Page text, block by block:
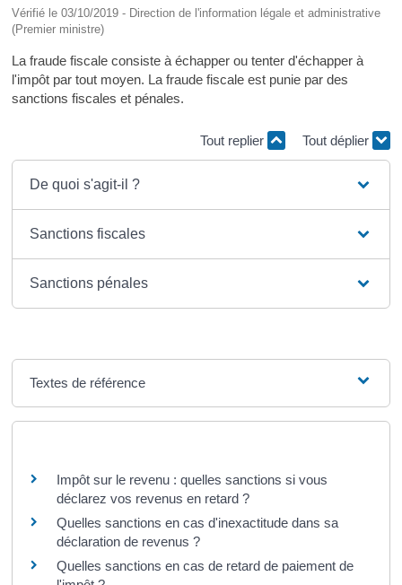
Vérifié le 03/10/2019 - Direction de l'information légale et administrative
(Premier ministre)
La fraude fiscale consiste à échapper ou tenter d'échapper à
l'impôt par tout moyen. La fraude fiscale est punie par des
sanctions fiscales et pénales.
Tout replier Tout déplier
De quoi s'agit-il ?
Sanctions fiscales
Sanctions pénales
Textes de référence
Impôt sur le revenu : quelles sanctions si vous
déclarez vos revenus en retard ?
Quelles sanctions en cas d'inexactitude dans sa
déclaration de revenus ?
Quelles sanctions en cas de retard de paiement de